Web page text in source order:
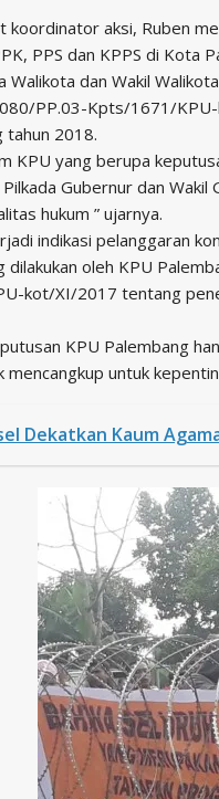
koordinator aksi, Ruben
PPS dan KPPS di Kota
Walikota dan Wakil
PP.03-Kpts/1671/
tahun 2018.
KPU yang berupa
Gubernur dan Wakil
hukum ” ujarnya.
indikasi pelanggaran
oleh KPU
kot/XI/2017 tentang
KPU Palembang
untuk
Dekatkan Kaum